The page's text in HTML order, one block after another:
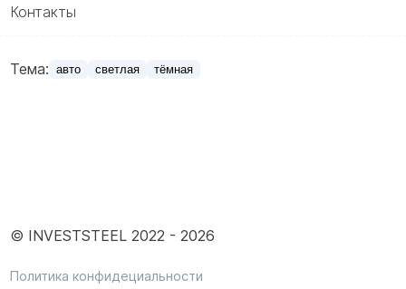
Контакты
Тема: авто светлая тёмная
© INVESTSTEEL 2022 - 2026
Политика конфидециальности